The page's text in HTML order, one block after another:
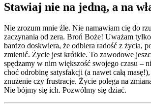
Stawiaj nie na jedną, a na
Nie zrozum mnie źle. Nie namawiam cię do
zaczynania od zera. Broń Boże! Uważam
bardzo doskwiera, że odbiera radość z życia,
zmienić. Życie jest krótkie. To zawodowe
spędzamy w nim większość swojego czasu –
choć odrobinę satysfakcji (a nawet całą
znużenie czy frustracje. Życie polega na
Nie bójmy się ich. Pozwólmy się dziać.